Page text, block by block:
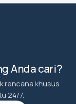
Anda cari?
rencana khusus
24/7.